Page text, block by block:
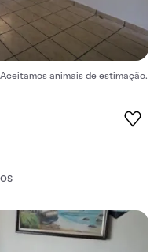
animais de estimação.